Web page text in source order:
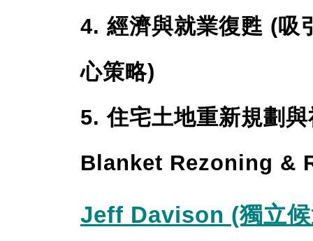
4. 經濟與就業復甦 (吸
心策略)
5. 住宅土地重新規劃
Blanket Rezoning &
Jeff Davison (獨立